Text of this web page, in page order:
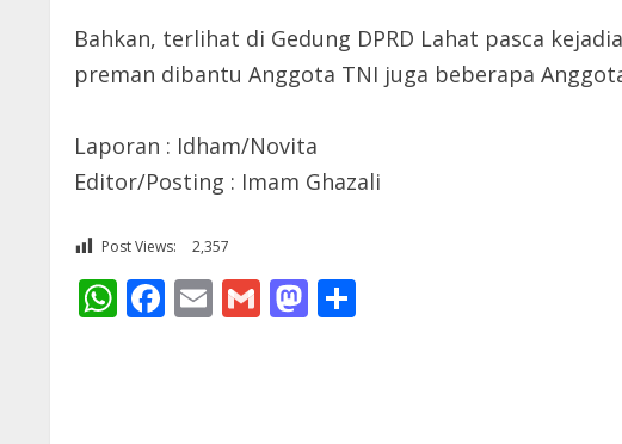
Bahkan, terlihat di Gedung DPRD Lahat pasca
preman dibantu Anggota TNI juga beberapa
Laporan : Idham/Novita
Editor/Posting : Imam Ghazali
Post Views: 2,357
WhatsApp
Facebook
EmailGmailMastodon